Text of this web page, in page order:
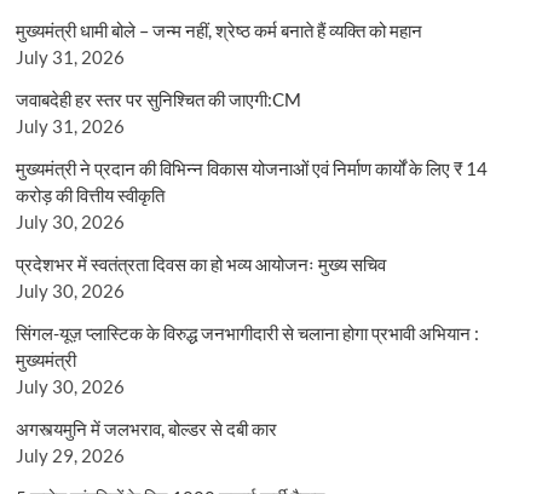
मुख्यमंत्री धामी बोले – जन्म नहीं, श्रेष्ठ कर्म बनाते हैं व्यक्ति को महान
July 31, 2026
जवाबदेही हर स्तर पर सुनिश्चित की जाएगी:CM
July 31, 2026
मुख्यमंत्री ने प्रदान की विभिन्न विकास योजनाओं एवं निर्माण कार्यों के लिए ₹ 14
करोड़ की वित्तीय स्वीकृति
July 30, 2026
प्रदेशभर में स्वतंत्रता दिवस का हो भव्य आयोजनः मुख्य सचिव
July 30, 2026
सिंगल-यूज़ प्लास्टिक के विरुद्ध जनभागीदारी से चलाना होगा प्रभावी अभियान :
मुख्यमंत्री
July 30, 2026
अगस्त्यमुनि में जलभराव, बोल्डर से दबी कार
July 29, 2026